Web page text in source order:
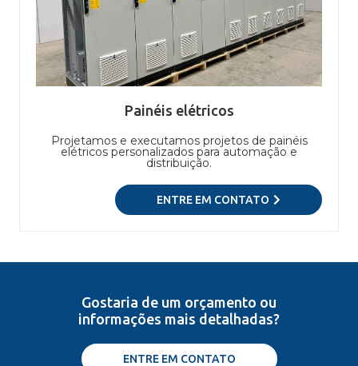
Painéis elétricos
Projetamos e executamos projetos de painéis
elétricos personalizados para automação e
distribuição.
ENTRE EM CONTATO
Gostaria de um orçamento ou
informações mais detalhadas?
ENTRE EM CONTATO